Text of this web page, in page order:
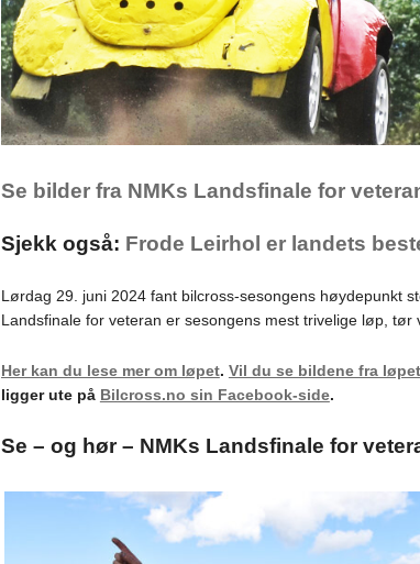
Se bilder fra NMKs Landsfinale for
Sjekk også: Frode Leirhol er landets
Lørdag 29. juni 2024 fant bilcross-sesongens høydepunkt
Landsfinale for veteran er sesongens mest trivelige løp, tør
Her kan du lese mer om løpet. Vil du se bildene fra
ligger ute på Bilcross.no sin Facebook-side.
Se – og hør – NMKs Landsfinale for